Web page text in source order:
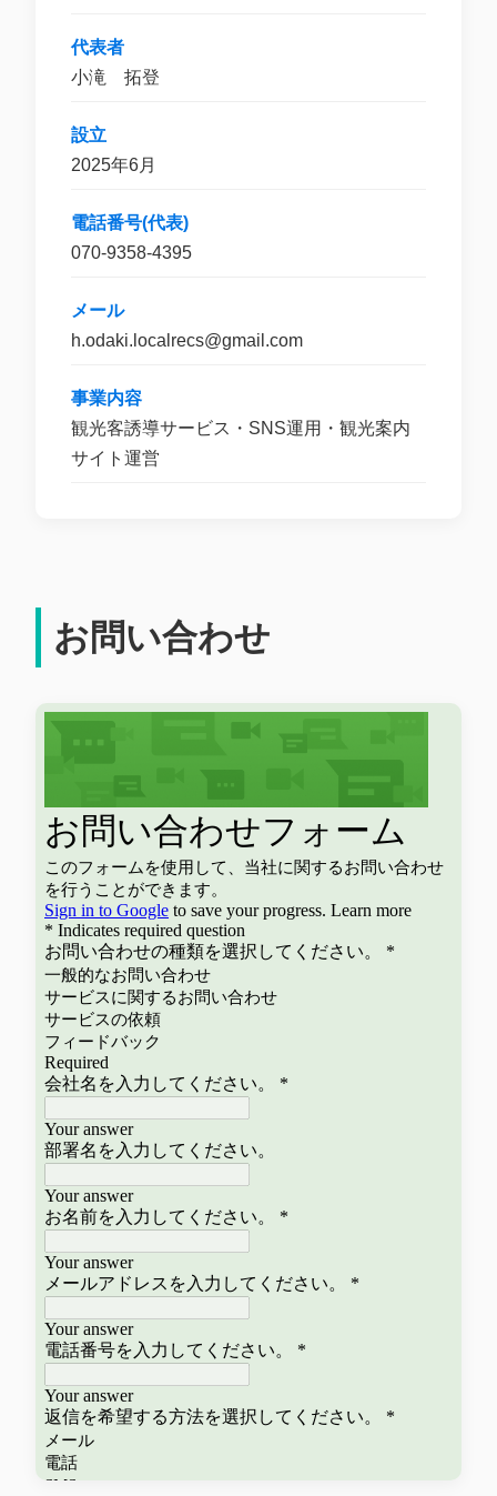
代表者
小滝 拓登
設立
2025年6月
電話番号(代表)
070-9358-4395
メール
h.odaki.localrecs@gmail.com
事業内容
観光客誘導サービス・SNS運用・観光案内
サイト運営
お問い合わせ